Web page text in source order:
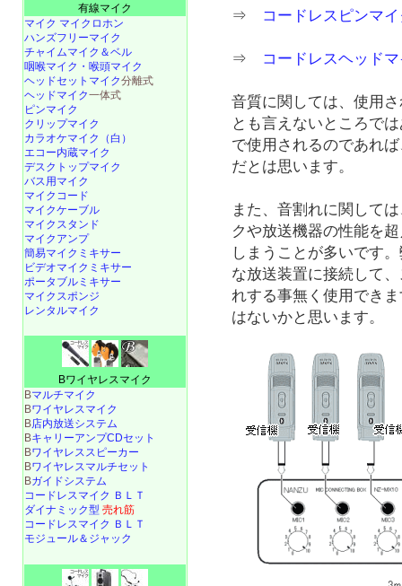
⇒ コードレスピンマ
⇒ コードレスヘッド
音質に関しては、使用
とも言えないところで
で使用されるのであれ
だとは思います。
また、音割れに関して
クや放送機器の性能を
しまうことが多いです
な放送装置に接続して
れする事無く使用でき
はないかと思います。
有線マイク
マイク マイクロホン
ハンズフリーマイク
チャイムマイク＆ベル
咽喉マイク・喉頭マイク
ヘッドセットマイク分離式
ヘッドマイク一体式
ピンマイク
クリップマイク
カラオケマイク（白）
エコー内蔵マイク
デスクトップマイク
バス用マイク
マイクコード
マイクケーブル
マイクスタンド
マイクアンプ
簡易マイクミキサー
ビデオマイクミキサー
ポータブルミキサー
マイクスポンジ
レンタルマイク
Bワイヤレスマイク
Bマルチマイク
Bワイヤレスマイク
B店内放送システム
BキャリーアンプCDセット
Bワイヤレススピーカー
Bワイヤレスマルチセット
Bガイドシステム
コードレスマイク ＢＬＴ
ダイナミック型 売れ筋
コードレスマイク ＢＬＴ
モジュール＆ジャック